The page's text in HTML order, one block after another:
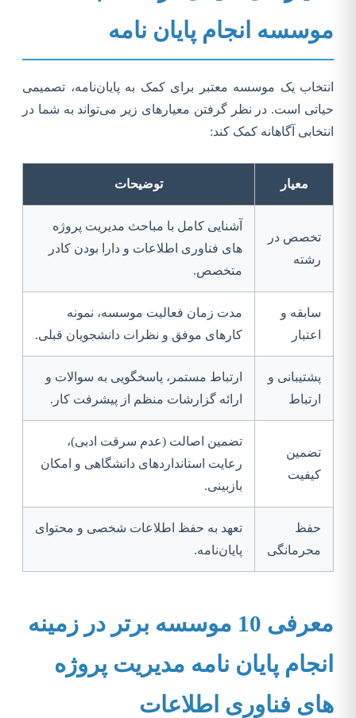
موسسه انجام پایان نامه
انتخاب یک موسسه معتبر برای کمک به پایان‌نامه، تصمیمی
حیاتی است. در نظر گرفتن معیارهای زیر می‌تواند به شما در
انتخابی آگاهانه کمک کند:
معیار توضیحات
تخصص در
رشته
آشنایی کامل با مباحث مدیریت پروژه
های فناوری اطلاعات و دارا بودن کادر
متخصص.
سابقه و
اعتبار
مدت زمان فعالیت موسسه، نمونه
کارهای موفق و نظرات دانشجویان قبلی.
پشتیبانی و
ارتباط
ارتباط مستمر، پاسخگویی به سوالات و
ارائه گزارشات منظم از پیشرفت کار.
تضمین
کیفیت
تضمین اصالت (عدم سرقت ادبی)،
رعایت استانداردهای دانشگاهی و امکان
بازبینی.
حفظ
محرمانگی
تعهد به حفظ اطلاعات شخصی و محتوای
پایان‌نامه.
معرفی 10 موسسه برتر در زمینه
انجام پایان نامه مدیریت پروژه
های فناوری اطلاعات